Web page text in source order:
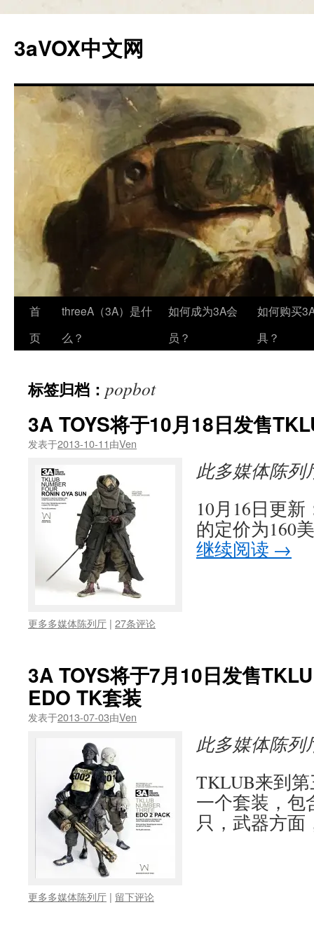
正
文
3aVOX中文网
首
页
threeA（3A）是什
么？
如何成为3A会
员？
如何购买
具？
标签归档： popbot
3A TOYS将于10月18日发售
发表于2013-10-11由Ven
此多媒体陈
10月16日更新
的定价为160
继续阅读 →
更多多媒体陈列厅 | 27条评论
3A TOYS将于7月10日发售
EDO TK套装
发表于2013-07-03由Ven
此多媒体陈
TKLUB来到
一个套装，包
只，武器方
更多多媒体陈列厅 | 留下评论